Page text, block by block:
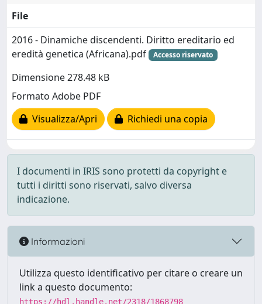
File
2016 - Dinamiche discendenti. Diritto ereditario ed
eredità genetica (Africana).pdf
Accesso riservato
Dimensione 278.48 kB
Formato Adobe PDF
Visualizza/Apri
Richiedi una copia
I documenti in IRIS sono protetti da copyright e
tutti i diritti sono riservati, salvo diversa
indicazione.
Informazioni
Utilizza questo identificativo per citare o creare un
link a questo documento:
https://hdl.handle.net/2318/1868798